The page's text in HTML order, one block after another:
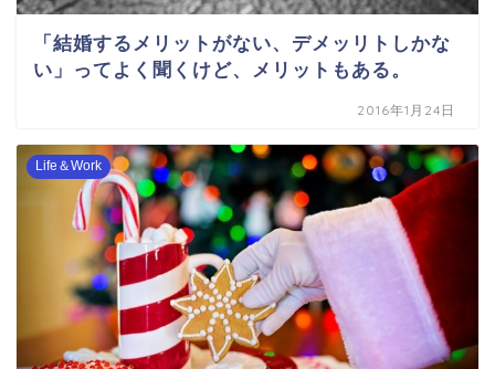
「結婚するメリットがない、デメッリトしかな
い」ってよく聞くけど、メリットもある。
2016年1月24日
Life＆Work